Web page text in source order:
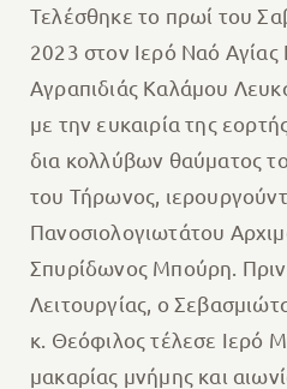
Τελέσθηκε τo πρωί του
2023 στον Ιερό Ναό
Αγραπιδιάς Καλάμου
με την ευκαιρία της
δια κολλύβων θαύματος
του Τήρωνος,
Πανοσιολογιωτάτου
Σπυρίδωνος Μπούρη. Πριν
Λειτουργίας, ο
κ. Θεόφιλος τέλεσε Ιερό
μακαρίας μνήμης και